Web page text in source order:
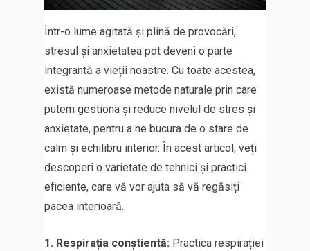
Într-o lume agitată și plină de provocări,
stresul și anxietatea pot deveni o parte
integrantă a vieții noastre. Cu toate acestea,
există numeroase metode naturale prin care
putem gestiona și reduce nivelul de stres și
anxietate, pentru a ne bucura de o stare de
calm și echilibru interior. În acest articol, veți
descoperi o varietate de tehnici și practici
eficiente, care vă vor ajuta să vă regăsiți
pacea interioară.
1. Respirația conștientă: Practica respirației